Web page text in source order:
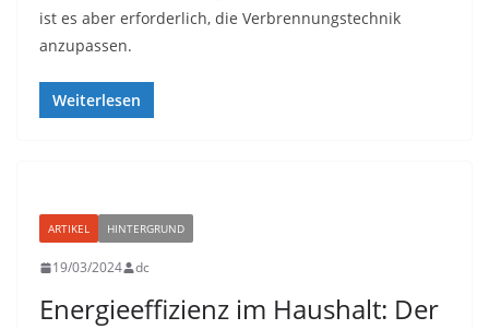
ist es aber erforderlich, die Verbrennungstechnik
anzupassen.
Weiterlesen
ARTIKEL HINTERGRUND
19/03/2024 dc
Energieeffizienz im Haushalt: Der